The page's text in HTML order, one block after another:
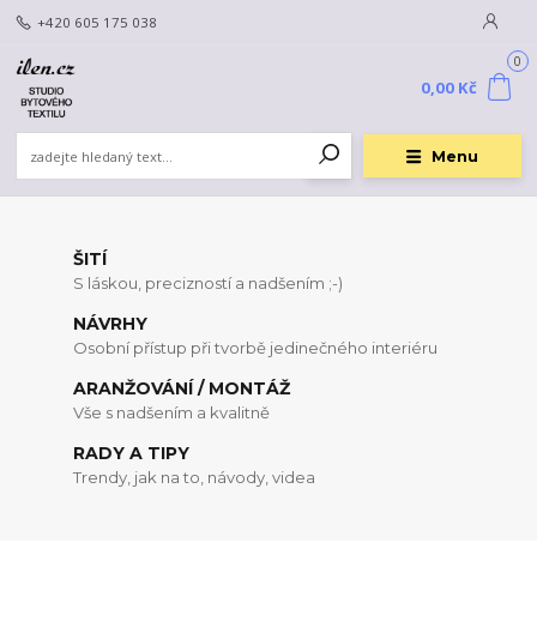
Menu
+420 605 175 038
0
0,00 Kč
ŠITÍ
S láskou, precizností a nadšením ;-)
NÁVRHY
Osobní přístup při tvorbě jedinečného interiéru
ARANŽOVÁNÍ / MONTÁŽ
Vše s nadšením a kvalitně
RADY A TIPY
Trendy, jak na to, návody, videa